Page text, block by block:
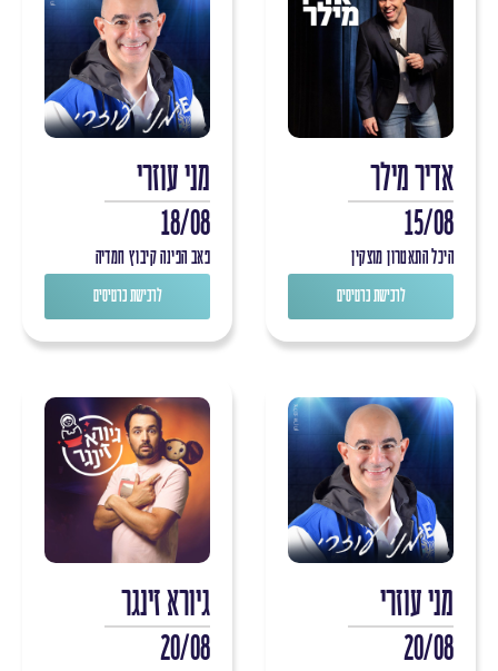
אדיר מילר
15/08
היכל התאטרון מוצקין
לרכישת כרטיסים
מני עוזרי
18/08
פאב הפינה קיבוץ חמדיה
לרכישת כרטיסים
מני עוזרי
20/08
גיורא זינגר
20/08